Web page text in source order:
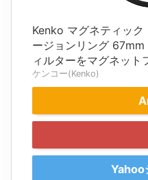
Kenko マグネティッ
ージョンリング
ィルターをマグネッ
ケンコー(Kenko)
Yahoo